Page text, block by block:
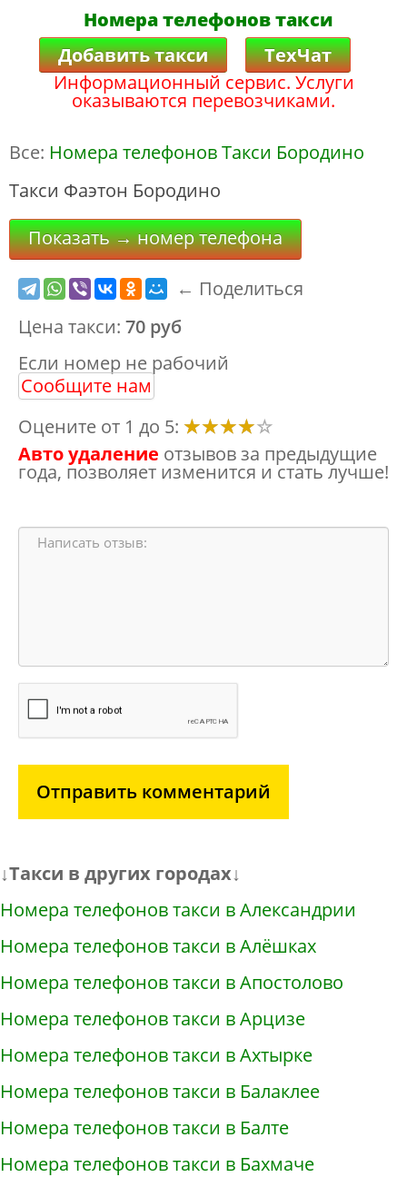
Номера телефонов такси
Добавить такси
ТехЧат
Информационный сервис. Услуги
оказываются перевозчиками.
Все: Номера телефонов Такси Бородино
Такси Фаэтон Бородино
Показать → номер телефона
← Поделиться
Цена такси: 70 руб
Если номер не рабочий
Сообщите нам
Оцените от 1 до 5:
Авто удаление отзывов за предыдущие
года, позволяет изменится и стать лучше!
Отправить комментарий
↓Такси в других городах↓
Номера телефонов такси в Александрии
Номера телефонов такси в Алёшках
Номера телефонов такси в Апостолово
Номера телефонов такси в Арцизе
Номера телефонов такси в Ахтырке
Номера телефонов такси в Балаклее
Номера телефонов такси в Балте
Номера телефонов такси в Бахмаче